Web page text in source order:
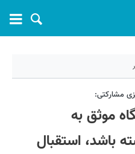
مشارکتی:
موثق به
باشد، استقبال